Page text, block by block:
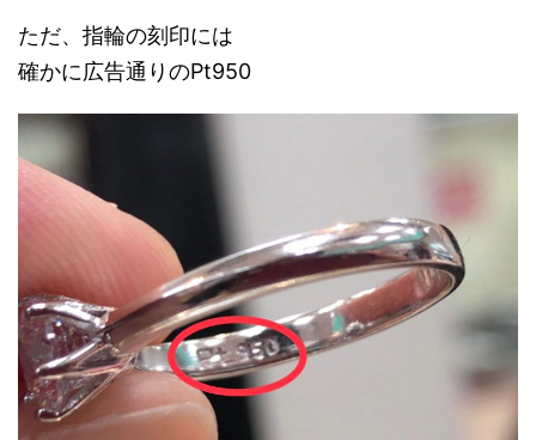
ただ、指輪の刻印には
確かに広告通りのPt950